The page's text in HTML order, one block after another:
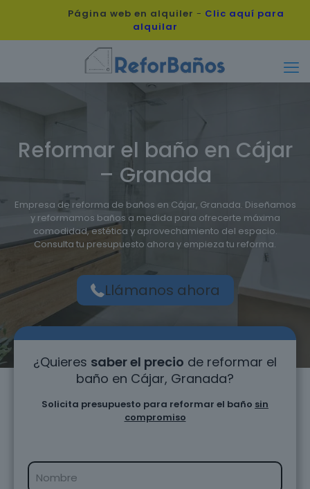
Página web en alquiler - Clic aquí para
alquilar
Reformar el baño en Cájar
– Granada
Empresa de reforma de baños en Cájar, Granada. Diseñamos
y reformamos baños a medida para ofrecerte máxima
comodidad, estética y aprovechamiento del espacio.
Consulta tu presupuesto ahora y empieza tu reforma.
Llámanos ahora
¿Quieres saber el precio de reformar el
baño en Cájar, Granada?
Solicita presupuesto para reformar el baño sin
compromiso